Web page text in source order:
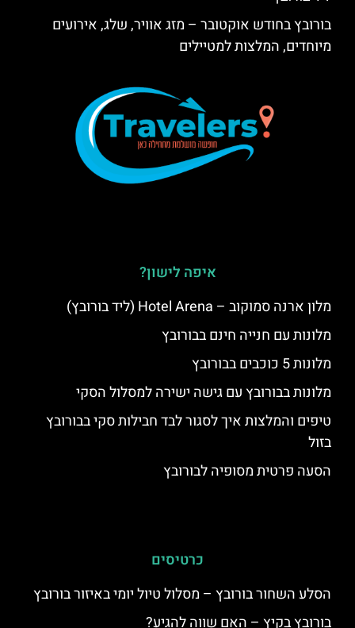
בורובץ בחודש אוקטובר – מזג אוויר, שלג, אירועים
מיוחדים, המלצות למטיילים
איפה לישון?
מלון ארנה סמוקוב – Hotel Arena (ליד בורובץ)
מלונות עם חנייה חינם בבורובץ
מלונות 5 כוכבים בבורובץ
מלונות בבורובץ עם גישה ישירה למסלול הסקי
טיפים והמלצות איך לסגור לבד חבילות סקי בבורובץ
בזול
הסעה פרטית מסופיה לבורובץ
כרטיסים
הסלע השחור בורובץ – מסלול טיול יומי באיזור בורובץ
בורובץ בקיץ – האם שווה להגיע?